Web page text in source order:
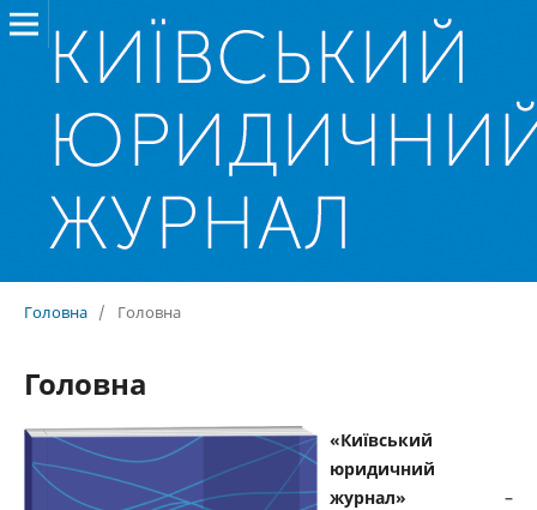
Головна / Головна
Головна
«Київський
юридичний
журнал» –